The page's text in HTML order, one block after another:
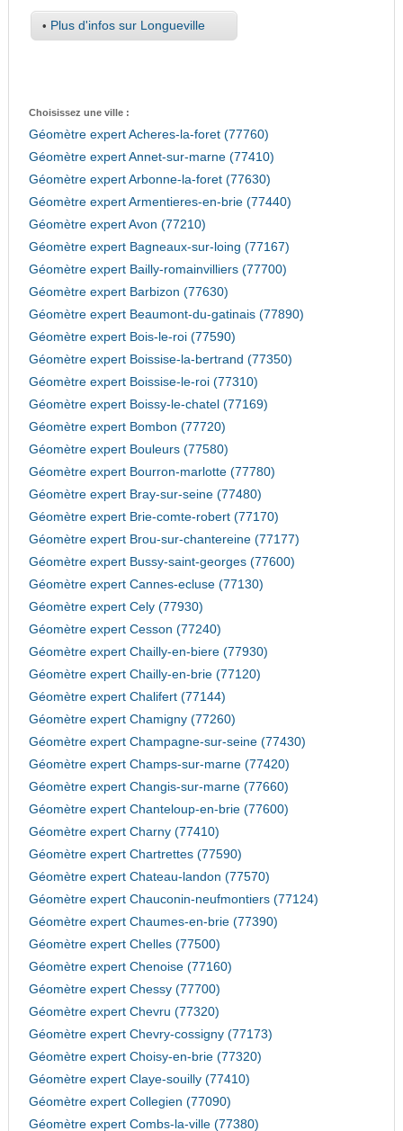
• Plus d'infos sur Longueville
Choisissez une ville :
Géomètre expert Acheres-la-foret (77760)
Géomètre expert Annet-sur-marne (77410)
Géomètre expert Arbonne-la-foret (77630)
Géomètre expert Armentieres-en-brie (77440)
Géomètre expert Avon (77210)
Géomètre expert Bagneaux-sur-loing (77167)
Géomètre expert Bailly-romainvilliers (77700)
Géomètre expert Barbizon (77630)
Géomètre expert Beaumont-du-gatinais (77890)
Géomètre expert Bois-le-roi (77590)
Géomètre expert Boissise-la-bertrand (77350)
Géomètre expert Boissise-le-roi (77310)
Géomètre expert Boissy-le-chatel (77169)
Géomètre expert Bombon (77720)
Géomètre expert Bouleurs (77580)
Géomètre expert Bourron-marlotte (77780)
Géomètre expert Bray-sur-seine (77480)
Géomètre expert Brie-comte-robert (77170)
Géomètre expert Brou-sur-chantereine (77177)
Géomètre expert Bussy-saint-georges (77600)
Géomètre expert Cannes-ecluse (77130)
Géomètre expert Cely (77930)
Géomètre expert Cesson (77240)
Géomètre expert Chailly-en-biere (77930)
Géomètre expert Chailly-en-brie (77120)
Géomètre expert Chalifert (77144)
Géomètre expert Chamigny (77260)
Géomètre expert Champagne-sur-seine (77430)
Géomètre expert Champs-sur-marne (77420)
Géomètre expert Changis-sur-marne (77660)
Géomètre expert Chanteloup-en-brie (77600)
Géomètre expert Charny (77410)
Géomètre expert Chartrettes (77590)
Géomètre expert Chateau-landon (77570)
Géomètre expert Chauconin-neufmontiers (77124)
Géomètre expert Chaumes-en-brie (77390)
Géomètre expert Chelles (77500)
Géomètre expert Chenoise (77160)
Géomètre expert Chessy (77700)
Géomètre expert Chevru (77320)
Géomètre expert Chevry-cossigny (77173)
Géomètre expert Choisy-en-brie (77320)
Géomètre expert Claye-souilly (77410)
Géomètre expert Collegien (77090)
Géomètre expert Combs-la-ville (77380)